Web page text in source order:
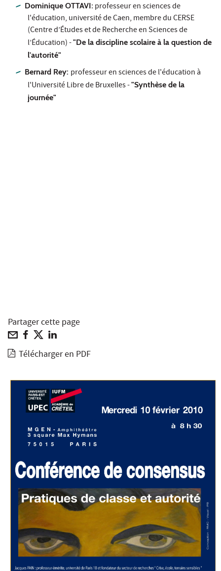
Dominique OTTAVI: professeur en sciences de
l'éducation, université de Caen, membre du CERSE
(Centre d’Études et de Recherche en Sciences de
l’Éducation) -"De la discipline scolaire à la question de
l'autorité"
Bernard Rey: professeur en sciences de l'éducation à
l'Université Libre de Bruxelles -"Synthèse de la
journée"
Partager cette page
Télécharger en PDF